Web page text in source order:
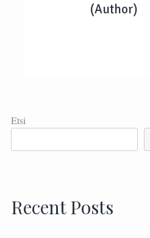
(Author)
Etsi
Recent Posts